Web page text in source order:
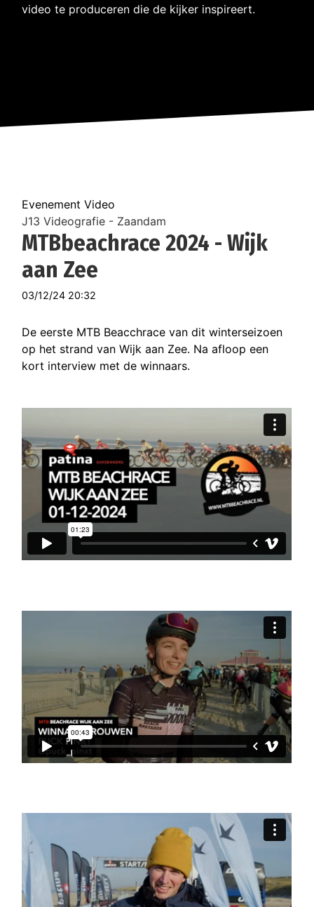
video te produceren die de kijker inspireert.
Evenement Video
J13 Videografie - Zaandam
MTBbeachrace 2024 - Wijk
aan Zee
03/12/24 20:32
De eerste MTB Beacchrace van dit winterseizoen
op het strand van Wijk aan Zee. Na afloop een
kort interview met de winnaars.